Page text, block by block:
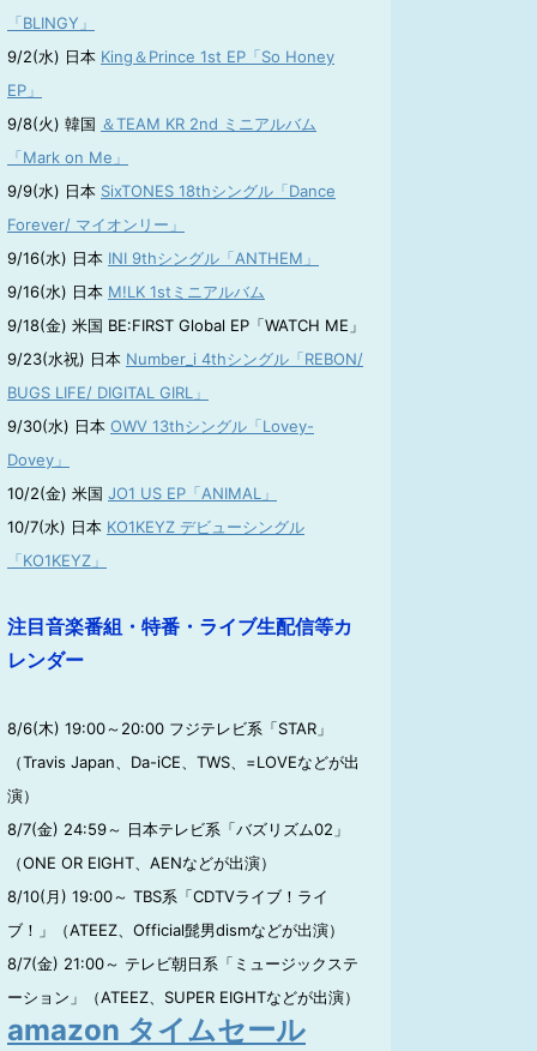
「BLINGY」
9/2(水) 日本 King＆Prince 1st EP「So Honey
EP」
9/8(火) 韓国 ＆TEAM KR 2nd ミニアルバム
「Mark on Me」
9/9(水) 日本 SixTONES 18thシングル「Dance
Forever/ マイオンリー」
9/16(水) 日本 INI 9thシングル「ANTHEM」
9/16(水) 日本 M!LK 1stミニアルバム
9/18(金) 米国 BE:FIRST Global EP「WATCH ME」
9/23(水祝) 日本 Number_i 4thシングル「REBON/
BUGS LIFE/ DIGITAL GIRL」
9/30(水) 日本 OWV 13thシングル「Lovey-
Dovey」
10/2(金) 米国 JO1 US EP「ANIMAL」
10/7(水) 日本 KO1KEYZ デビューシングル
「KO1KEYZ」
注目音楽番組・特番・ライブ生配信等カ
レンダー
8/6(木) 19:00～20:00 フジテレビ系「STAR」
（Travis Japan、Da-iCE、TWS、=LOVEなどが出
演）
8/7(金) 24:59～ 日本テレビ系「バズリズム02」
（ONE OR EIGHT、AENなどが出演）
8/10(月) 19:00～ TBS系「CDTVライブ！ライ
ブ！」（ATEEZ、Official髭男dismなどが出演）
8/7(金) 21:00～ テレビ朝日系「ミュージックステ
ーション」（ATEEZ、SUPER EIGHTなどが出演）
amazon タイムセール